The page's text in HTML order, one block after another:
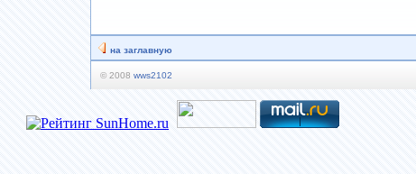
на заглавную
© 2008 wws2102